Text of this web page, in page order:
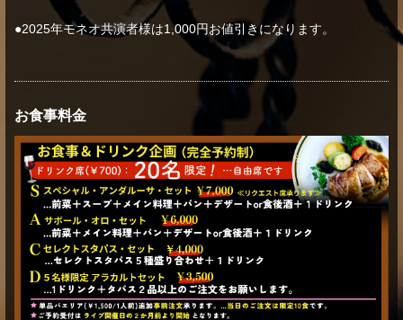
●2025年モネオ共演者様は1,000円お値引きになります。
お食事料金